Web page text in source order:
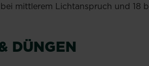
mittlerem Lichtanspruch und 18
DÜNGEN